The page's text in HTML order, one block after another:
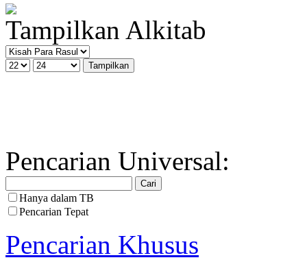
Tampilkan Alkitab
Pencarian Universal:
Hanya dalam TB
Pencarian Tepat
Pencarian Khusus